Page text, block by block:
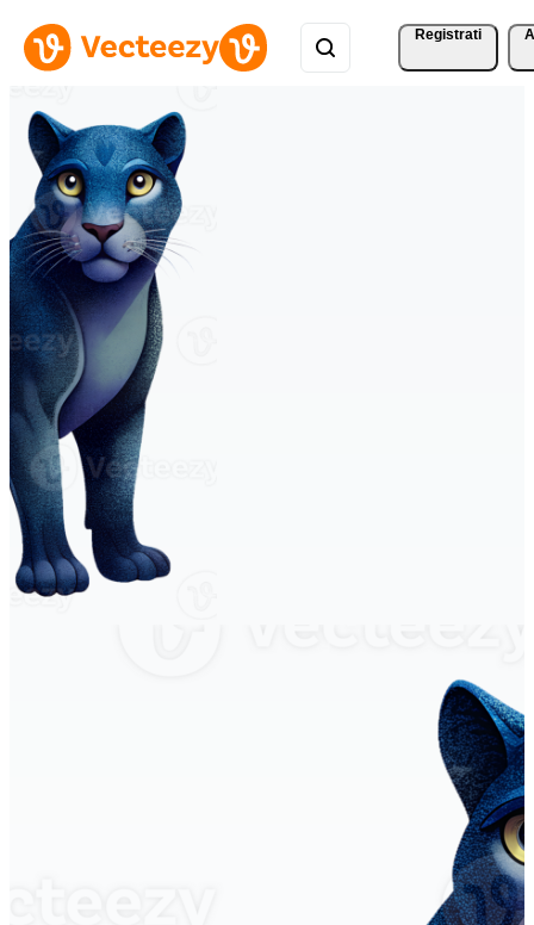
Registrati